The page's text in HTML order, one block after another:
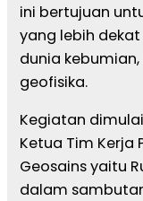
ini bertujuan
yang lebih
dunia
geofisika.
Kegiatan
Ketua Tim Kerja
Geosains yaitu
dalam